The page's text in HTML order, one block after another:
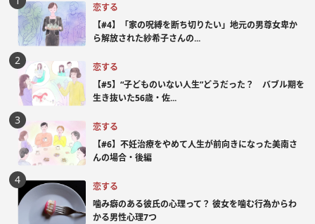
恋する
【#4】「家の呪縛を断ち切りたい」地元の男尊女卑か
ら解放された紗希子さんの...
恋する
【#5】“子どものいない人生”どうだった？ バブル期を
生き抜いた56歳・佐...
恋する
【#6】不妊治療をやめて人生が前向きになった美南さ
んの場合・後編
恋する
噛み癖のある彼氏の心理って？ 彼女を噛む行為からわ
かる男性心理7つ